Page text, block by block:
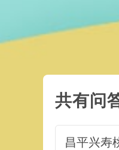
共有问
昌平兴寿